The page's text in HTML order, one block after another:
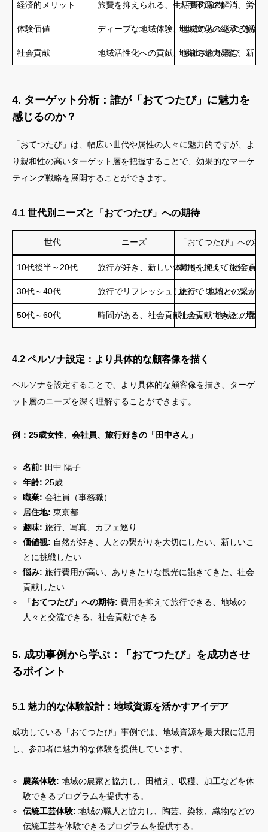
経済的メリット 旅費を抑えられる、生活費の節約
人手不足の解消、労働
体験価値 ディープな地域体験、地域の人々との交流
地域文化の継承、観光
社会貢献 地域活性化への貢献、感謝される喜び
地域の魅力発信、新た
4. ターゲット分析：誰が「おてつたび」に魅力を
感じるのか？
「おてつたび」は、幅広い世代や属性の人々に魅力的ですが、よ
り親和性の高いターゲット層を把握することで、効果的なマーケ
ティング戦略を展開することができます。
4.1 世代別ニーズと「おてつたび」への期待
世代 ニーズ 「おてつたび」への期
10代後半～20代 旅行が好き、新しい体験をしたい、社会貢
費用を抑えて旅行でき
30代～40代 旅行でリフレッシュしたい、地域との繋が
旅行でリフレッシュで
50代～60代 時間がある、社会貢献したい、地域との繋
社会貢献できる、地域
4.2 ペルソナ設定：より具体的な顧客像を描く
ペルソナを設定することで、より具体的な顧客像を描き、ターゲ
ット層のニーズを深く理解することができます。
例：25歳女性、会社員、旅行好きの「田中さん」
名前: 田中 陽子
年齢: 25歳
職業: 会社員（事務職）
居住地: 東京都
趣味: 旅行、写真、カフェ巡り
価値観: 自然が好き、人との繋がりを大切にしたい、新しいこ
とに挑戦したい
悩み: 旅行費用が高い、ありきたりな観光に飽きてきた、社会
貢献したい
「おてつたび」への期待: 費用を抑えて旅行できる、地域の
人々と交流できる、社会貢献できる
5. 成功事例から学ぶ：「おてつたび」を成功させ
るポイント
5.1 魅力的な体験設計：地域資源を活かすアイデア
成功している「おてつたび」事例では、地域資源を最大限に活用
し、参加者に魅力的な体験を提供しています。
農業体験: 地域の農家と協力し、田植え、収穫、加工などを体
験できるプログラムを提供する。
伝統工芸体験: 地域の職人と協力し、陶芸、染物、織物などの
伝統工芸を体験できるプログラムを提供する。